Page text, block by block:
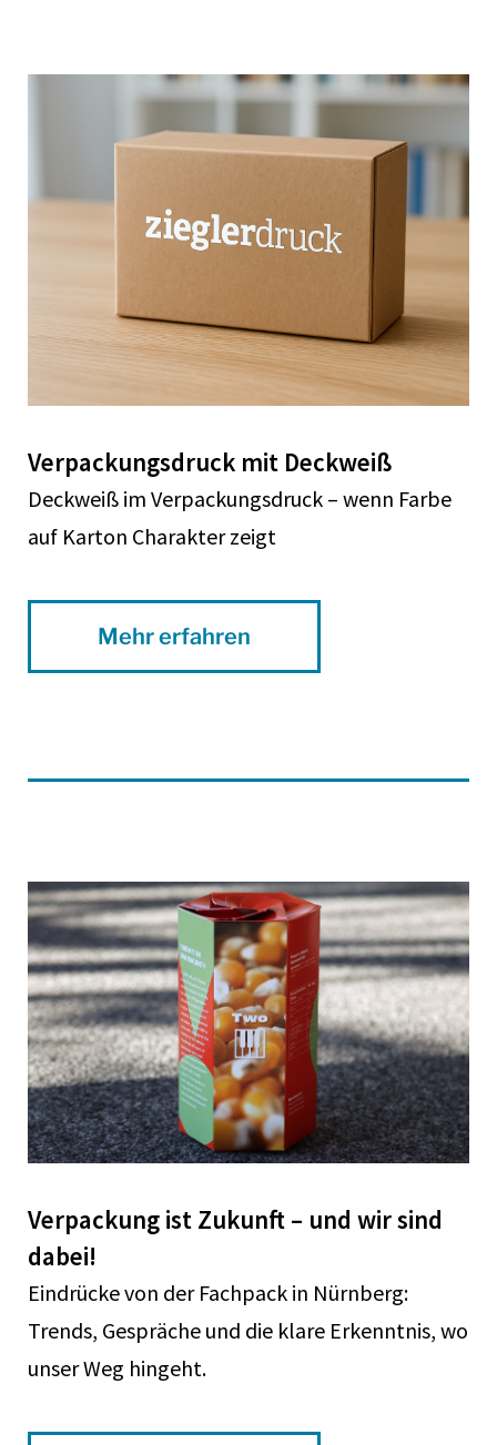
Verpackungsdruck mit Deckweiß
Deckweiß im Verpackungsdruck – wenn Farbe
auf Karton Charakter zeigt
Mehr erfahren
Verpackung ist Zukunft – und wir sind
dabei!
Eindrücke von der Fachpack in Nürnberg:
Trends, Gespräche und die klare Erkenntnis, wo
unser Weg hingeht.